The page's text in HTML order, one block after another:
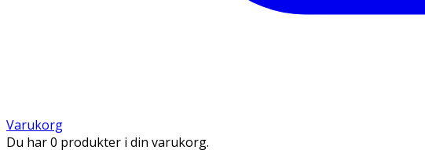
Varukorg
Du har 0 produkter i din varukorg.